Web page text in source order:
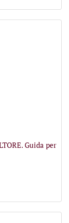
Guida per